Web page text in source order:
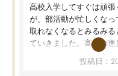
高校入学してすぐは頑張
が、部活動が忙しくなっ
取れなくなるとみるみる
ていきました。高校の進
供も家に帰って勉強の話
応を示します。東大先
投稿日：